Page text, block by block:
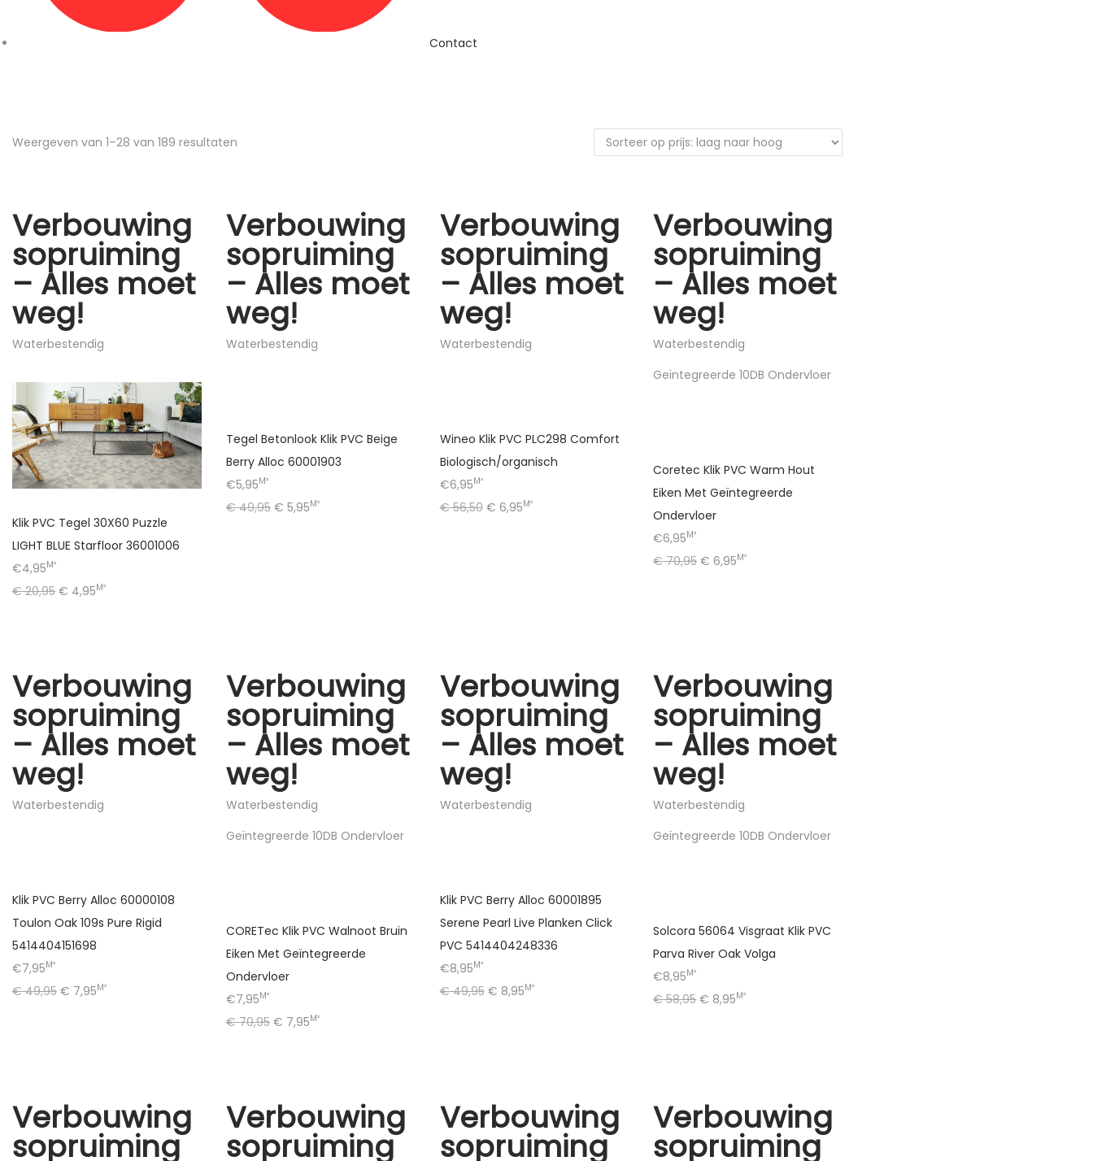
Contact
Weergeven van 1–28 van 189 resultaten
Verbouwing
sopruiming
– Alles moet
weg!
Waterbestendig
Klik PVC Tegel 30X60 Puzzle
LIGHT BLUE Starfloor 36001006
€4,95M²
€20,95 € 4,95M²
Verbouwing
sopruiming
– Alles moet
weg!
Waterbestendig
Tegel Betonlook Klik PVC Beige
Berry Alloc 60001903
€5,95M²
€49,95 € 5,95M²
Verbouwing
sopruiming
– Alles moet
weg!
Waterbestendig
Wineo Klik PVC PLC298 Comfort
Biologisch/organisch
€6,95M²
€56,50 € 6,95M²
Verbouwing
sopruiming
– Alles moet
weg!
Waterbestendig
Geïntegreerde 10DB Ondervloer
Coretec Klik PVC Warm Hout
Eiken Met Geïntegreerde
Ondervloer
€6,95M²
€70,95 € 6,95M²
Verbouwing
sopruiming
– Alles moet
weg!
Waterbestendig
Klik PVC Berry Alloc 60000108
Toulon Oak 109s Pure Rigid
5414404151698
€7,95M²
€49,95 € 7,95M²
Verbouwing
sopruiming
– Alles moet
weg!
Waterbestendig
Geïntegreerde 10DB Ondervloer
CORETec Klik PVC Walnoot Bruin
Eiken Met Geïntegreerde
Ondervloer
€7,95M²
€70,95 € 7,95M²
Verbouwing
sopruiming
– Alles moet
weg!
Waterbestendig
Klik PVC Berry Alloc 60001895
Serene Pearl Live Planken Click
PVC 5414404248336
€8,95M²
€49,95 € 8,95M²
Verbouwing
sopruiming
– Alles moet
weg!
Waterbestendig
Geïntegreerde 10DB Ondervloer
Solcora 56064 Visgraat Klik PVC
Parva River Oak Volga
€8,95M²
€58,95 € 8,95M²
Verbouwing
sopruiming
Verbouwing
sopruiming
Verbouwing
sopruiming
Verbouwing
sopruiming